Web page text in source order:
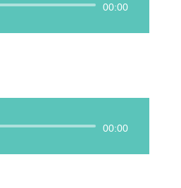
Audio
00:00
Audio
00:00